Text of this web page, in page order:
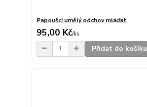
Papoušci umělý odchov mláďat
95,00 Kč/ks
Přidat do košíku